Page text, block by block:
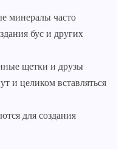
минералы часто
бус и других
щетки и друзы
и целиком вставляться
для создания